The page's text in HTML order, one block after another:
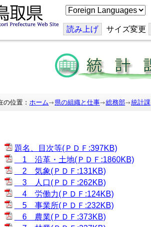
こ
の
ジ
を
訳
す
る
読み上げ サイズ変更
の位置： ホーム 県の組織と仕事 総務部 統計課
題名、目次等(ＰＤＦ:397KB)
1 沿革・土地(ＰＤＦ:1860KB)
2 気象(ＰＤＦ:131KB)
3 人口(ＰＤＦ:262KB)
4 労働力(ＰＤＦ:124KB)
5 事業所(ＰＤＦ:232KB)
6 農業(ＰＤＦ:373KB)